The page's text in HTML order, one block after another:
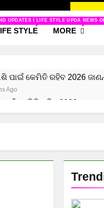
RELATED TO WOMEN
UPDATES ON CINEMA
STYLE
LIFE STYLE UPDATES
MORE
NEWS
ପାଇଁ କେମିତି ରହିବ 2026
Ago
କେମିତି ରହିବ 2026, ଜାଣନ୍ତୁ